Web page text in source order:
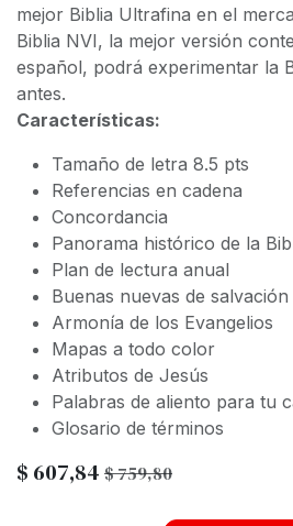
mejor Biblia Ultrafina en el
Biblia NVI, la mejor versión
español, podrá experimentar la
antes.
Características:
Tamaño de letra 8.5 pts
Referencias en cadena
Concordancia
Panorama histórico de la
Plan de lectura anual
Buenas nuevas de salvación
Armonía de los Evangelios
Mapas a todo color
Atributos de Jesús
Palabras de aliento para tu
Glosario de términos
$ 607,84 $759,80